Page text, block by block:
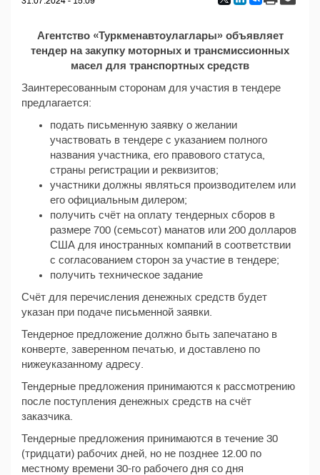
Агентство «Туркменавтоулаглары» объявляет
тендер на закупку моторных и трансмиссионных
масел для транспортных средств
Заинтересованным сторонам для участия в тендере
предлагается:
подать письменную заявку о желании
участвовать в тендере с указанием полного
названия участника, его правового статуса,
страны регистрации и реквизитов;
участники должны являться производителем или
его официальным дилером;
получить счёт на оплату тендерных сборов в
размере 700 (семьсот) манатов или 200 долларов
США для иностранных компаний в соответствии
с согласованием сторон за участие в тендере;
получить техническое задание
Счёт для перечисления денежных средств будет
указан при подаче письменной заявки.
Тендерное предложение должно быть запечатано в
конверте, заверенном печатью, и доставлено по
нижеуказанному адресу.
Тендерные предложения принимаются к рассмотрению
после поступления денежных средств на счёт
заказчика.
Тендерные предложения принимаются в течение 30
(тридцати) рабочих дней, но не позднее 12.00 по
местному времени 30-го рабочего дня со дня